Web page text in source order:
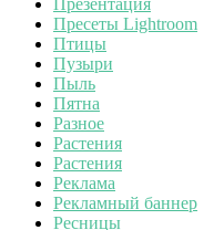
Пресеты Lightroom
Птицы
Пузыри
Пыль
Пятна
Разное
Растения
Растения
Реклама
Рекламный баннер
Ресницы